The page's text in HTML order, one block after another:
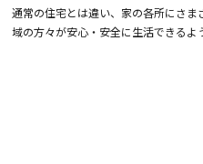
通常の住宅とは違い、家の各所にさ
域の方々が安心・安全に生活できるよ